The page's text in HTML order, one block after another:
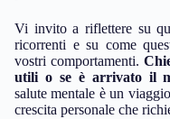
Vi invito a riflettere su
ricorrenti e su come
vostri comportamenti.
utili o se è arrivato il
salute mentale è un
crescita personale che